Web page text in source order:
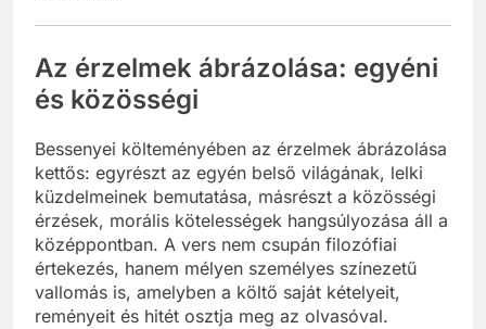
Az érzelmek ábrázolása: egyéni
és közösségi
Bessenyei költeményében az érzelmek ábrázolása
kettős: egyrészt az egyén belső világának, lelki
küzdelmeinek bemutatása, másrészt a közösségi
érzések, morális kötelességek hangsúlyozása áll a
középpontban. A vers nem csupán filozófiai
értekezés, hanem mélyen személyes színezetű
vallomás is, amelyben a költő saját kételyeit,
reményeit és hitét osztja meg az olvasóval.